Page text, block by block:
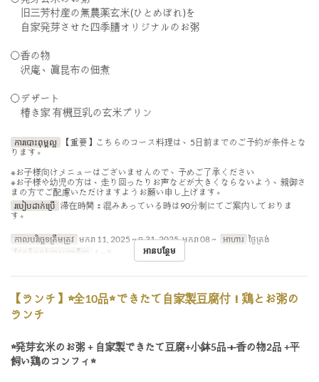
旧三芳村産の無農薬玄米(ひとめぼれ)を
自家発芽させた四季膳オリジナルのお粥
〇香の物
沢庵、眞昆布の佃煮
〇デザート
椿き家 有機豆乳の玄米プリン
ការបោះពុម្ពល្អ
【重要】こちらのコース料理は、5日前までのご予約が条件とな
ります。
※お子様向けメニューはございませんので、予めご了承ください
※お子様や幼児の方は、走り回ったりお声などが大きくならないよう、親御さ
まの方でご配慮いただけますようお願い申し上げます。
របៀបដាក់ប្រើ 滞在時間：混みあっている時は90分制にてご案内しておりま
す。
កាលបរិច្ឆេទត្រឹមត្រូវ មករា 11, 2025 ~ ធ្នូ 31, 2025, មករា 08 ~ អាហារ ថ្ងៃត្រង់
ដែនកំណត់ការបញ្ជាទិញ
1 ~ 8 អានបន្ថែម
【ランチ】☆全10品☆ できたて自家製豆腐付！鶏とお粥の
ランチ
☆発芽玄米のお粥 + 自家製できたて豆腐+小鉢5品＋香の物2品 +平
飼い鶏のコンフィ☆